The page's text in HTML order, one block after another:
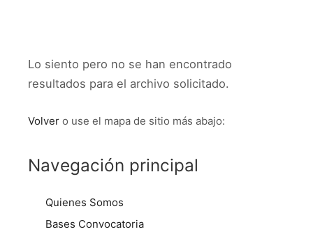
Lo siento pero no se han encontrado
resultados para el archivo solicitado.
Volver o use el mapa de sitio más abajo:
Navegación principal
Quienes Somos
Bases Convocatoria